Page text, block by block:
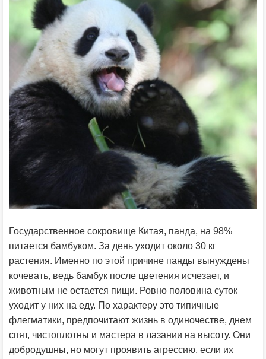
Государственное сокровище Китая, панда, на 98%
питается бамбуком. За день уходит около 30 кг
растения. Именно по этой причине панды вынуждены
кочевать, ведь бамбук после цветения исчезает, и
животным не остается пищи. Ровно половина суток
уходит у них на еду. По характеру это типичные
флегматики, предпочитают жизнь в одиночестве, днем
спят, чистоплотны и мастера в лазании на высоту. Они
добродушны, но могут проявить агрессию, если их